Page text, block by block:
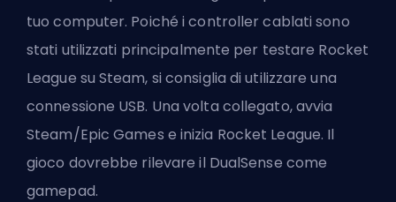
tuo computer. Poiché i controller cablati sono
stati utilizzati principalmente per testare Rocket
League su Steam, si consiglia di utilizzare una
connessione USB. Una volta collegato, avvia
Steam/Epic Games e inizia Rocket League. Il
gioco dovrebbe rilevare il DualSense come
gamepad.